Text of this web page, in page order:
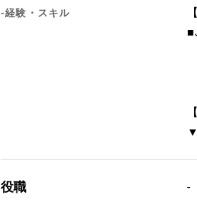
-経験・スキル
役職 -